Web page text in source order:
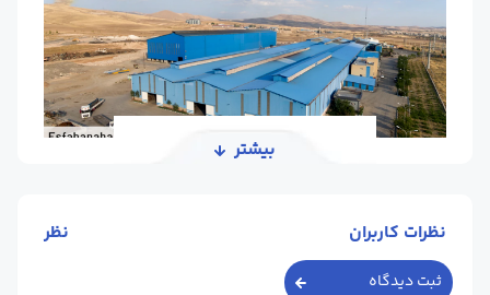
مجتمع فولادی کاوه تیکمه داش، یکی از بزرگ ‌ترین
کارخانه ‌های فولادی در استان آذربایجان شرقی و شهر
بیشتر
نظرات کاربران نظر
ثبت دیدگاه